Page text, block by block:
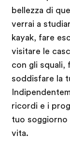
bellezza di
verrai a
kayak, fare
visitare le
con gli squali,
soddisfare la
ricordi e i
tuo soggiorno
vita.